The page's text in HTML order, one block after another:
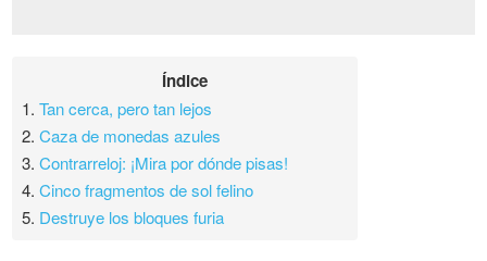
Índice
1.Tan cerca, pero tan lejos
2.Caza de monedas azules
3.Contrarreloj: ¡Mira por dónde pisas!
4.Cinco fragmentos de sol felino
5. Destruye los bloques furia